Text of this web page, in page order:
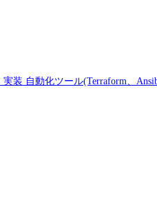
装 自動化ツール(Terraform、